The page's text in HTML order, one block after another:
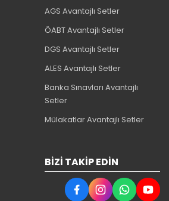
AGS Avantajlı Setler
ÖABT Avantajlı Setler
DGS Avantajlı Setler
ALES Avantajlı Setler
Banka Sınavları Avantajlı
Setler
Mülakatlar Avantajlı Setler
BIZI TAKIP EDIN